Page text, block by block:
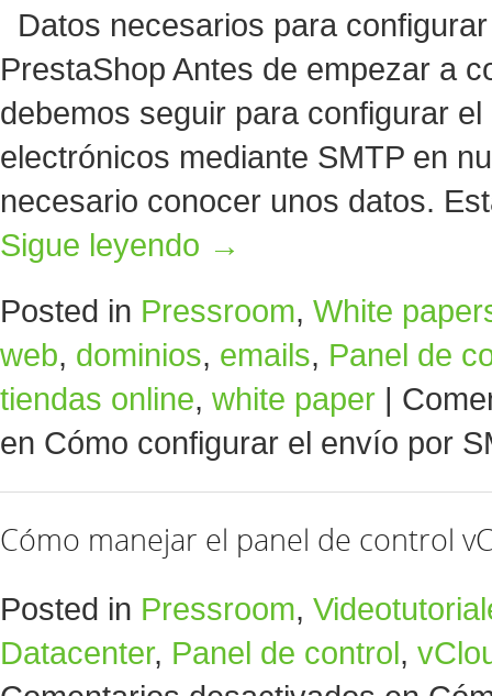
Datos necesarios para
PrestaShop Antes de empezar a
debemos seguir para configurar
electrónicos mediante SMTP en
necesario conocer unos datos.
Sigue leyendo →
Posted in Pressroom, White
web, dominios, emails, Panel de
tiendas online, white paper |
en Cómo configurar el envío por
Cómo manejar el panel de control
Posted in Pressroom,
Datacenter, Panel de control,